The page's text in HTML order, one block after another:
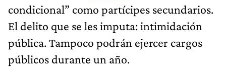
condicional” como partícipes secundarios.
El delito que se les imputa: intimidación
pública. Tampoco podrán ejercer cargos
públicos durante un año.